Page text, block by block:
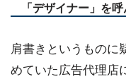
「デザイナー」を
肩書きというものに
めていた広告代理店